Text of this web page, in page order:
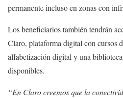
permanente incluso en zonas con
Los beneficiarios también tendrán
Claro, plataforma digital con cursos
alfabetización digital y una
disponibles.
“En Claro creemos que la